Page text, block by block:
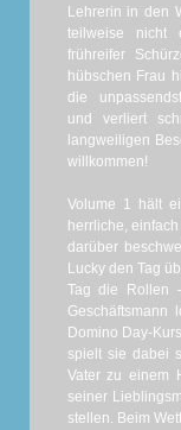
Lehrerin in den
teilweise nicht
frühreifer
hübschen Frau
die
und verliert
langweiligen
willkommen!
Volume 1 hält
herrliche,
darüber
Lucky den Tag
Tag die Rollen
Domino Day-
spielt sie dabei
Vater zu einem
seiner
stellen. Beim